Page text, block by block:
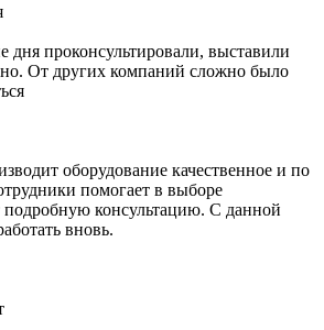
дня проконсультировали, выставили
От других компаний сложно было
оборудование качественное и по
помогает в выборе
подробную консультацию. С данной
вновь.